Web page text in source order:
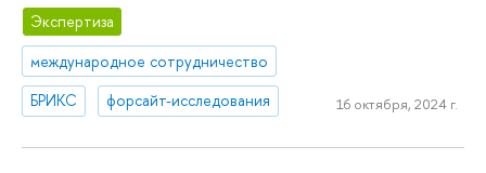
Экспертиза
международное сотрудничество
БРИКС
форсайт-исследования 16 октября, 2024 г.